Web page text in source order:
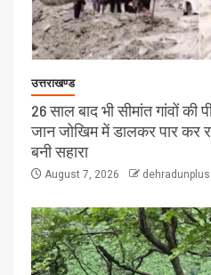
उत्तराखण्ड
26 साल बाद भी सीमांत गांवों की
जान जोखिम में डालकर पार कर
बनी सहारा
August 7, 2026 dehradunplus